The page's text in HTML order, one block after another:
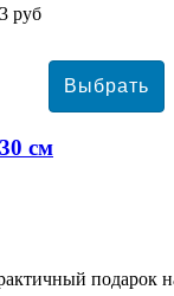
руб
см
подарок